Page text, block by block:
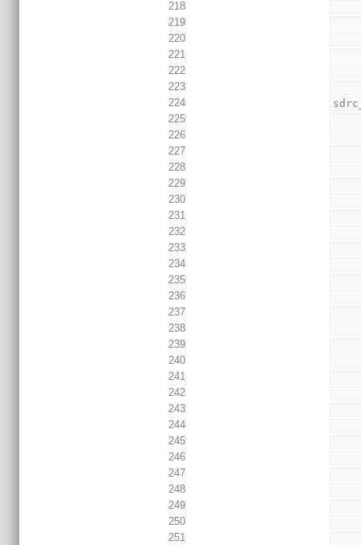
218
219
220
221
222
223
224
225
226
227
228
229
230
231
232
233
234
235
236
237
238
239
240
241
242
243
244
245
246
247
248
249
250
251